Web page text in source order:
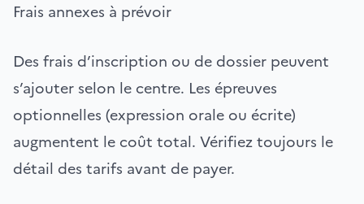
Frais annexes à prévoir
Des frais d’inscription ou de dossier peuvent
s’ajouter selon le centre. Les épreuves
optionnelles (expression orale ou écrite)
augmentent le coût total. Vérifiez toujours le
détail des tarifs avant de payer.